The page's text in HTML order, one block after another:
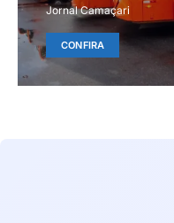
Jornal Camaçari
CONFIRA